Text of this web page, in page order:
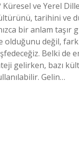
Küresel ve Yerel
tarihini ve
bir anlam
değil, farklı
Belki de
gelirken, bazı
Gelin…